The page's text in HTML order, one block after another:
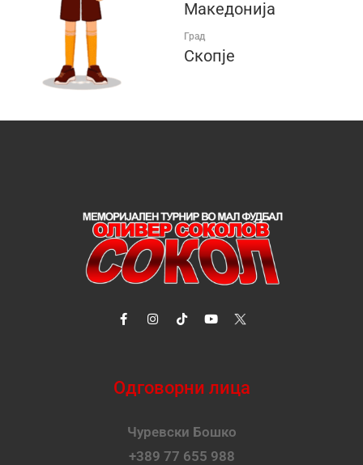
Македонија
Град
Скопје
Одговорни лица
Чуревски Бошко
+389 77 655 988